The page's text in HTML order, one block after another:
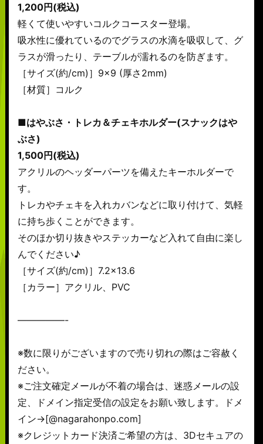
1,200円(税込)
軽くて使いやすいコルクコースター登場。
吸水性に優れているのでグラスの水滴を吸収して、グ
ラスが滑ったり、テーブルが濡れるのを防ぎます。
［サイズ(約/cm)］9×9 (厚さ2mm)
［材質］コルク
■はやぶさ・トレカ＆チェキホルダー(スナックはや
ぶさ)
1,500円(税込)
アクリルのヘッダーパーツを備えたキーホルダーで
す。
トレカやチェキを入れカバンなどに取り付けて、気軽
に持ち歩くことができます。
そのほか切り抜きやステッカーなど入れて自由に楽し
んでください♪
［サイズ(約/cm)］7.2×13.6
［カラー］アクリル、PVC
—————-
※数に限りがございますので売り切れの際はご容赦く
ださい。
※ご注文確定メールが不着の場合は、迷惑メールの設
定、ドメイン指定受信の設定をお願い致します。ドメ
イン→[@nagarahonpo.com]
※クレジットカード決済ご希望の方は、3Dセキュアの